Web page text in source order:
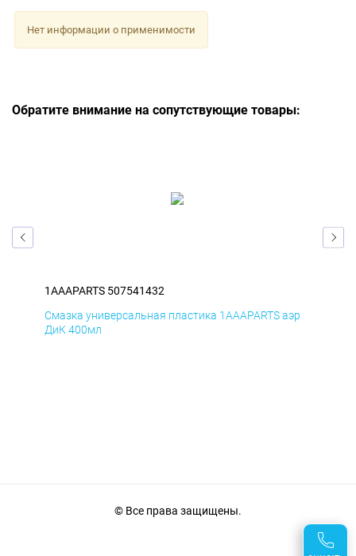
Нет информации о применимости
Обратите внимание на сопутствующие товары:
1AAAPARTS 507541432
Смазка универсальная пластика 1AAAPARTS аэр
ДиК 400мл
© Все права защищены.